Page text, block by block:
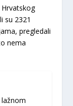
su 2321
pregledali
nema